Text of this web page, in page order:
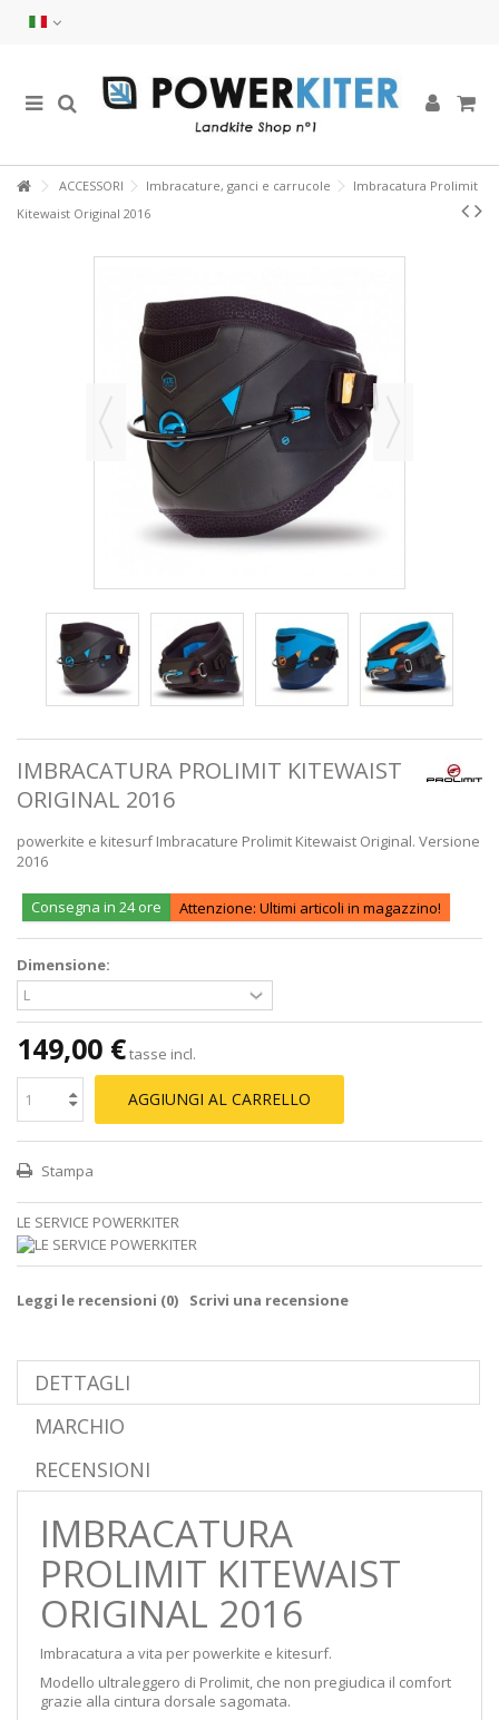
ACCESSORI Imbracature, ganci e carrucole
Imbracatura Prolimit
Kitewaist Original 2016
IMBRACATURA PROLIMIT KITEWAIST
ORIGINAL 2016
powerkite e kitesurf Imbracature Prolimit Kitewaist Original. Versione
2016
Consegna in 24 ore Attenzione: Ultimi articoli in magazzino!
Dimensione:
149,00 €tasse incl.
AGGIUNGI AL CARRELLO
Stampa
LE SERVICE POWERKITER
Leggi le recensioni (0) Scrivi una recensione
DETTAGLI
MARCHIO
RECENSIONI
IMBRACATURA
PROLIMIT KITEWAIST
ORIGINAL 2016
Imbracatura a vita per powerkite e kitesurf.
Modello ultraleggero di Prolimit, che non pregiudica il comfort
grazie alla cintura dorsale sagomata.